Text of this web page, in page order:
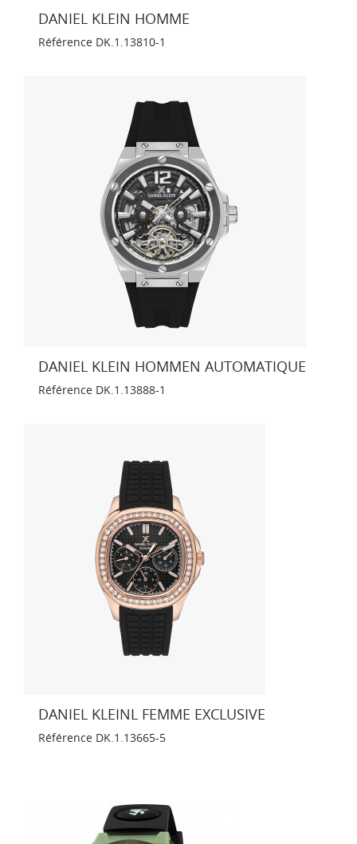
DANIEL KLEIN HOMME
Référence DK.1.13810-1
DANIEL KLEIN HOMMEN AUTOMATIQUE
Référence DK.1.13888-1
DANIEL KLEINL FEMME EXCLUSIVE
Référence DK.1.13665-5